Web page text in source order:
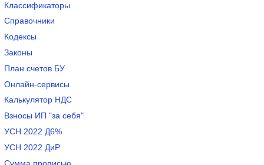
Классификаторы
Справочники
Кодексы
Законы
План счетов БУ
Онлайн-сервисы
Калькулятор НДС
Взносы ИП "за себя"
УСН 2022 Д6%
УСН 2022 ДиР